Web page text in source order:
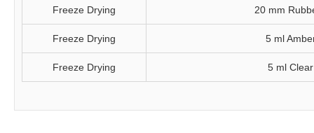
Freeze Drying 20 mm
Freeze Drying 5 ml
Freeze Drying 5 ml